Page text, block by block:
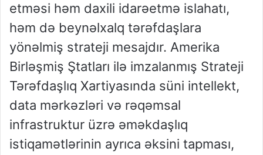
etməsi həm daxili idarəetmə islahatı,
həm də beynəlxalq tərəfdaşlara
yönəlmiş strateji mesajdır. Amerika
Birləşmiş Ştatları ilə imzalanmış Strateji
Tərəfdaşlıq Xartiyasında süni intellekt,
data mərkəzləri və rəqəmsal
infrastruktur üzrə əməkdaşlıq
istiqamətlərinin ayrıca əksini tapması,